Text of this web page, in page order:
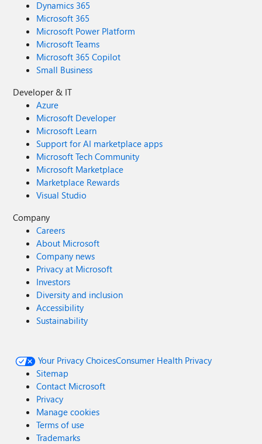
Dynamics 365
Microsoft 365
Microsoft Power Platform
Microsoft Teams
Microsoft 365 Copilot
Small Business
Developer & IT
Azure
Microsoft Developer
Microsoft Learn
Support for AI marketplace apps
Microsoft Tech Community
Microsoft Marketplace
Marketplace Rewards
Visual Studio
Company
Careers
About Microsoft
Company news
Privacy at Microsoft
Investors
Diversity and inclusion
Accessibility
Sustainability
Your Privacy ChoicesConsumer Health Privacy
Sitemap
Contact Microsoft
Privacy
Manage cookies
Terms of use
Trademarks